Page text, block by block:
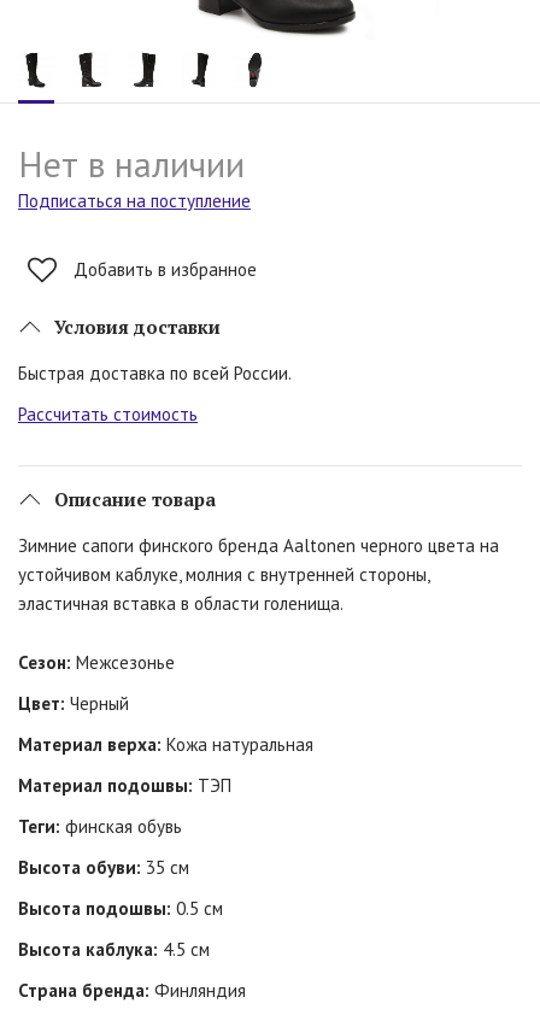
Нет в наличии
Подписаться на поступление
Добавить в избранное
Условия доставки
Быстрая доставка по всей России.
Рассчитать стоимость
Описание товара
Зимние сапоги финского бренда Aaltonen черного цвета на
устойчивом каблуке, молния с внутренней стороны,
эластичная вставка в области голенища.
Сезон: Межсезонье
Цвет: Черный
Материал верха: Кожа натуральная
Материал подошвы: ТЭП
Теги: финская обувь
Высота обуви: 35 см
Высота подошвы: 0.5 см
Высота каблука: 4.5 см
Страна бренда: Финляндия